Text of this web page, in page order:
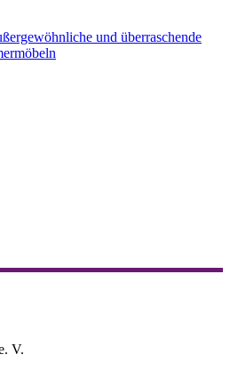
und überraschende
V.